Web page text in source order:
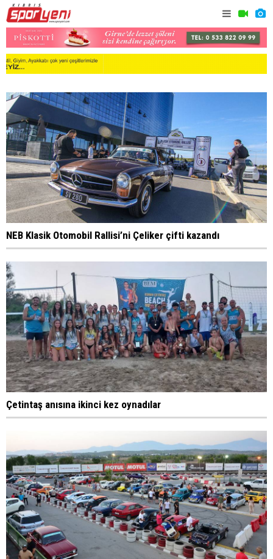
NEB Klasik Otomobil Rallisi’ni Çeliker çifti kazandı
Çetintaş anısına ikinci kez oynadılar